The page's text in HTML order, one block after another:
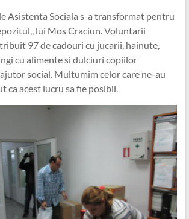
Asistenta Sociala s-a transformat pentru
lui Mos Craciun. Voluntarii
97 de cadouri cu jucarii, hainute,
cu alimente si dulciuri copiilor
social. Multumim celor care ne-au
ca acest lucru sa fie posibil.